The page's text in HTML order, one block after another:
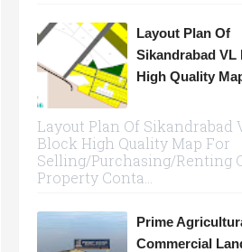
Layout Plan Of
Sikandrabad VL
High Quality
Layout Plan Of Sikandrabad
Block High Quality Map For
Selling/Purchasing/Renting
Property Conta...
Prime
Commercial